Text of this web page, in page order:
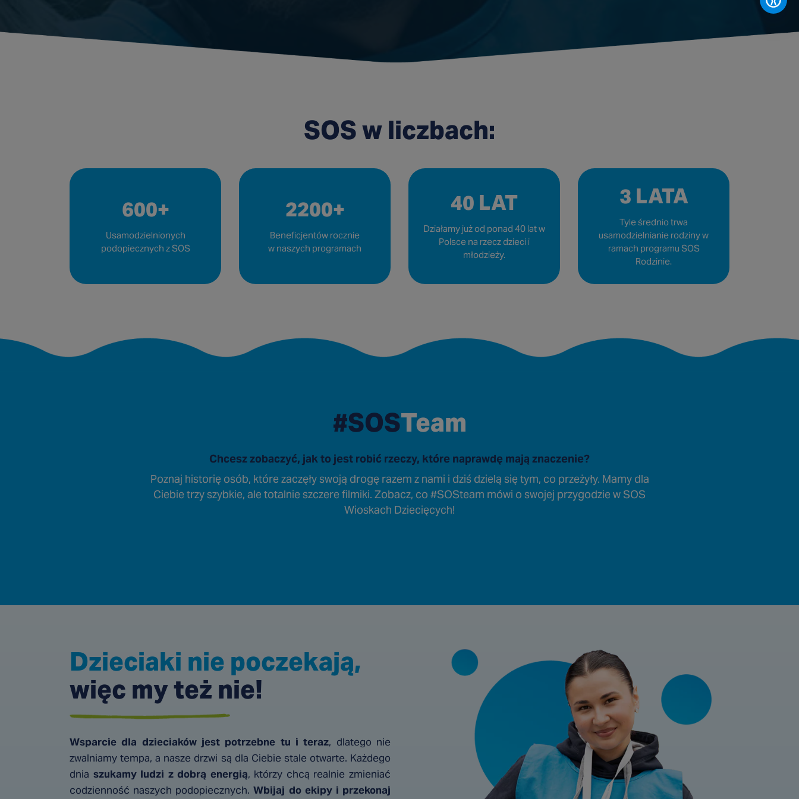
SOS w liczbach:
600+
Usamodzielnionych
podopiecznych z SOS
2200+
Beneficjentów rocznie
w naszych programach
40 LAT
Działamy już od ponad 40 lat w
Polsce na rzecz dzieci i
młodzieży.
3 LATA
Tyle średnio trwa
usamodzielnianie rodziny w
ramach programu SOS
Rodzinie.
#SOSTeam
Chcesz zobaczyć, jak to jest robić rzeczy, które naprawdę mają znaczenie?
Poznaj historię osób, które zaczęły swoją drogę razem z nami i dziś dzielą się tym, co przeżyły. Mamy dla
Ciebie trzy szybkie, ale totalnie szczere filmiki. Zobacz, co #SOSteam mówi o swojej przygodzie w SOS
Wioskach Dziecięcych!
Dzieciaki nie poczekają,
więc my też nie!
Wsparcie dla dzieciaków jest potrzebne tu i teraz, dlatego nie
zwalniamy tempa, a nasze drzwi są dla Ciebie stale otwarte. Każdego
dnia szukamy ludzi z dobrą energią, którzy chcą realnie zmieniać
codzienność naszych podopiecznych.Wbijaj do ekipy i przekonaj